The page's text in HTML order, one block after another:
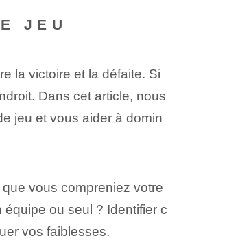
JEU
la victoire et la défaite.⁤ Si
Dans cet article, nous
jeu et vous aider⁤ à domin
vous compreniez votre
équipe ou seul ?‍ Identifier⁤ c
vos faiblesses.